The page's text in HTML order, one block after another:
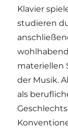
Klavier
studieren
materiellen
der Musik.
als